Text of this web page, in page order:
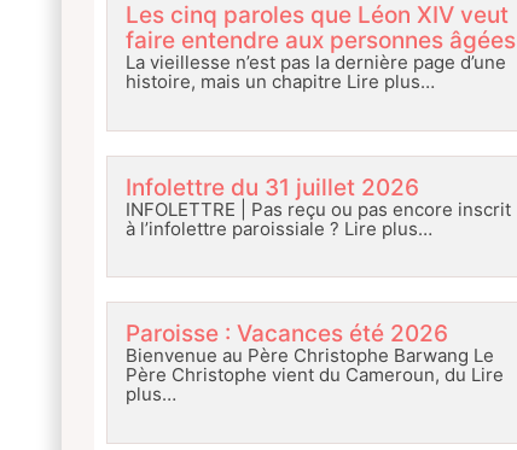
Les cinq paroles que Léon XIV veut
faire entendre aux personnes âgées
La vieillesse n’est pas la dernière page d’une
histoire, mais un chapitre Lire plus…
Infolettre du 31 juillet 2026
INFOLETTRE | Pas reçu ou pas encore inscrit
à l’infolettre paroissiale ? Lire plus…
Paroisse : Vacances été 2026
Bienvenue au Père Christophe Barwang Le
Père Christophe vient du Cameroun, du Lire
plus…